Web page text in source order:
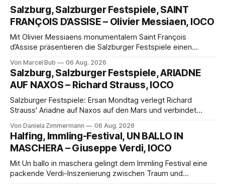
Salzburg, Salzburger Festspiele, SAINT
FRANÇOIS D’ASSISE – Olivier Messiaen, IOCO
Mit Olivier Messiaens monumentalem Saint François
d’Assise präsentieren die Salzburger Festspiele einen
eine bildgewaltige Inszenierung, Maxime Pascal entfaltet
die komplexe Partitur eindrucksvoll, Philippe Sly berührt als
Franziskus.
Von Marcel Bub 06 Aug. 2026
Salzburg, Salzburger Festspiele, ARIADNE
AUF NAXOS – Richard Strauss, IOCO
Salzburger Festspiele: Ersan Mondtag verlegt Richard
Strauss' Ariadne auf Naxos auf den Mars und verbindet
Aufführung mit starken Solisten und den Wiener
Philharmonikern, szenisch bleibt der zweite Akt jedoch
hinter den Erwartungen zurück.
Von Daniela Zimmermann 06 Aug. 2026
Halfing, Immling-Festival, UN BALLO IN
MASCHERA – Giuseppe Verdi, IOCO
Mit Un ballo in maschera gelingt dem Immling Festival eine
packende Verdi-Inszenierung zwischen Traum und